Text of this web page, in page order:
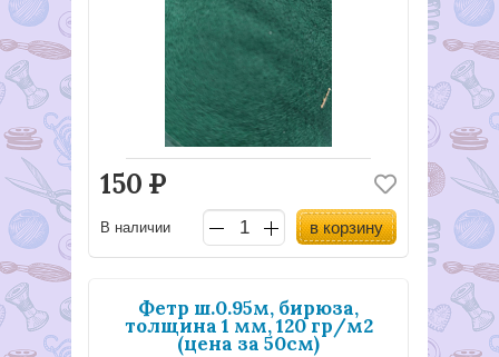
150 Р
В наличии в корзину
Фетр ш.0.95м, бирюза,
толщина 1 мм, 120 гр/м2
(цена за 50см)